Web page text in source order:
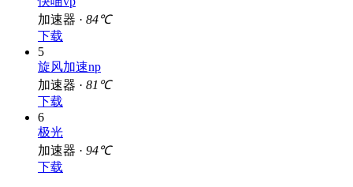
加速器 · 84℃
下载
5
旋风加速np
加速器 · 81℃
下载
6
极光
加速器 · 94℃
下载